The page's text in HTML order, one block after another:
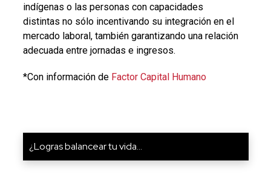
indígenas o las personas con capacidades
distintas no sólo incentivando su integración en el
mercado laboral, también garantizando una relación
adecuada entre jornadas e ingresos.
*Con información de Factor Capital Humano
¿Logras balancear tu vida...